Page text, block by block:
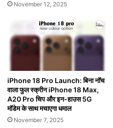
November 12, 2025
iPhone 18 Pro Launch: बिना नॉच
वाला फुल स्क्रीन iPhone 18 Max,
A20 Pro चिप और इन-हाउस 5G
मॉडेम के साथ मचाएगा धमाल
November 7, 2025